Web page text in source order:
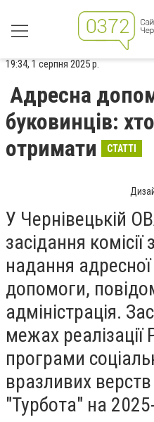
19:34, 1 серпня 2025 р.
Адресна
буковинців:
отримати
СТАТТІ
У Чернівецькій
засідання
надання
допомоги,
адміністрація.
межах реалізації
програми
вразливих
"Турбота" на